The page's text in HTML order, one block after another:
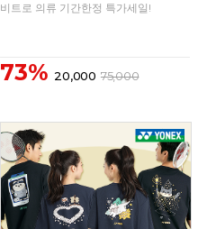
비트로 의류 기간한정 특가세일!
73% 20,000 75,000